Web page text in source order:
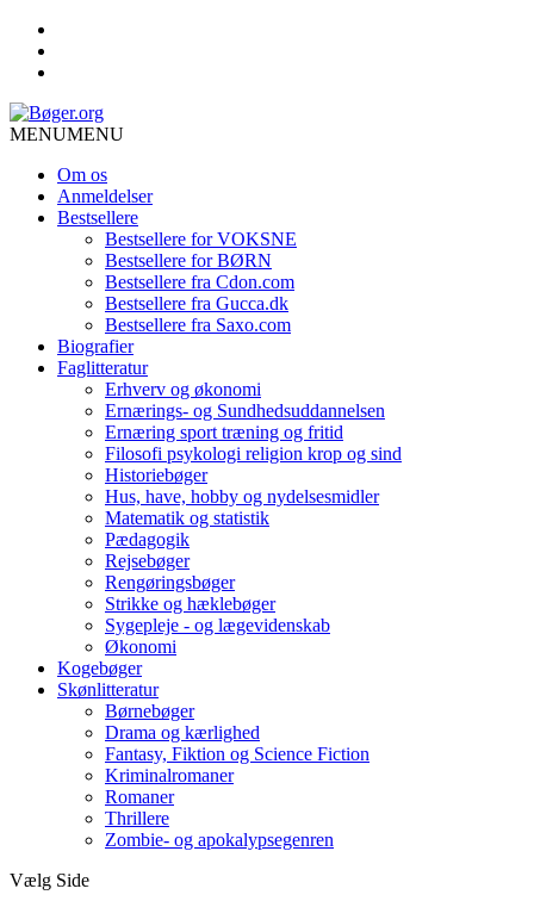
MENUMENU
Om os
Anmeldelser
Bestsellere
Bestsellere for VOKSNE
Bestsellere for BØRN
Bestsellere fra Cdon.com
Bestsellere fra Gucca.dk
Bestsellere fra Saxo.com
Biografier
Faglitteratur
Erhverv og økonomi
Ernærings- og Sundhedsuddannelsen
Ernæring sport træning og fritid
Filosofi psykologi religion krop og sind
Historiebøger
Hus, have, hobby og nydelsesmidler
Matematik og statistik
Pædagogik
Rejsebøger
Rengøringsbøger
Strikke og hæklebøger
Sygepleje - og lægevidenskab
Økonomi
Kogebøger
Skønlitteratur
Børnebøger
Drama og kærlighed
Fantasy, Fiktion og Science Fiction
Kriminalromaner
Romaner
Thrillere
Zombie- og apokalypsegenren
Vælg Side